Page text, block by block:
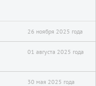
26 ноября 2025 года
01 августа 2025 года
30 мая 2025 года